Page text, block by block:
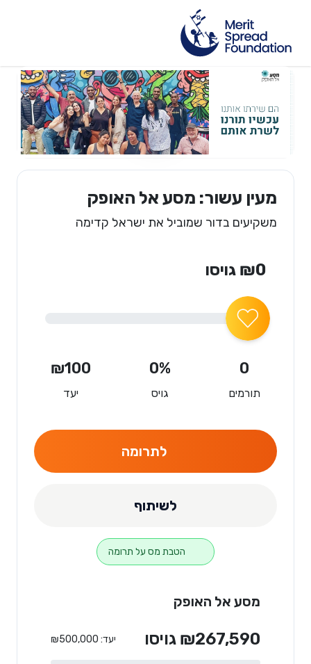
מעין עשור: מסע אל האופק
משקיעים בדור שמוביל את ישראל קדימה
₪0 גויסו
0
תורמים
0%
גויס
₪100
יעד
לתרומה
לשיתוף
הטבת מס על תרומה
מסע אל האופק
₪267,590 גויסו יעד: ₪500,000